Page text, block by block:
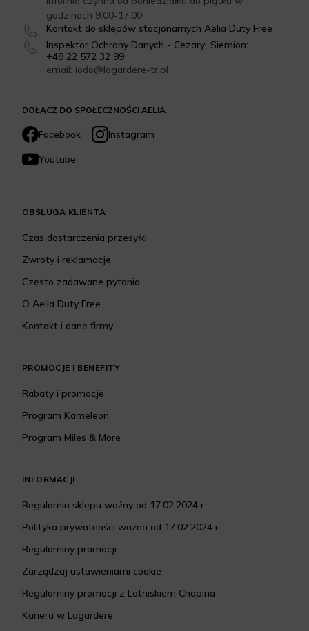
DOŁĄCZ DO SPOŁECZNOŚCI AELIA
Facebook
Instagram
Youtube
godzinach 9:00-17:00
Kontakt do sklepów stacjonarnych Aelia Duty Free
Inspektor Ochrony Danych - Cezary Siemion:
+48 22 572 32 99
email: iodo@lagardere-tr.pl
OBSŁUGA KLIENTA
Czas dostarczenia przesyłki
Zwroty i reklamacje
Często zadawane pytania
O Aelia Duty Free
Kontakt i dane firmy
PROMOCJE I BENEFITY
Rabaty i promocje
Program Kameleon
Program Miles & More
INFORMACJE
Regulamin sklepu ważny od 17.02.2024 r.
Polityka prywatności ważna od 17.02.2024 r.
Regulaminy promocji
Zarządzaj ustawieniami cookie
Regulaminy promocji z Lotniskiem Chopina
Kariera w Lagardere